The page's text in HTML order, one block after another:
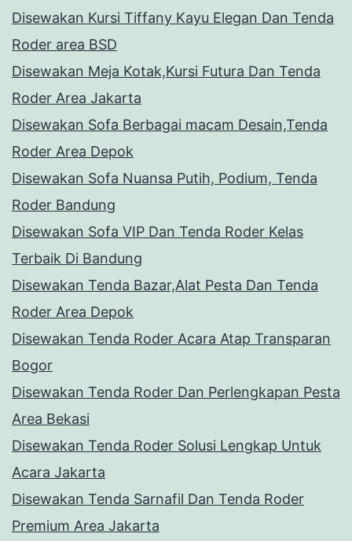
Disewakan Kursi Tiffany Kayu Elegan Dan Tenda
Roder area BSD
Disewakan Meja Kotak,Kursi Futura Dan Tenda
Roder Area Jakarta
Disewakan Sofa Berbagai macam Desain,Tenda
Roder Area Depok
Disewakan Sofa Nuansa Putih, Podium, Tenda
Roder Bandung
Disewakan Sofa VIP Dan Tenda Roder Kelas
Terbaik Di Bandung
Disewakan Tenda Bazar,Alat Pesta Dan Tenda
Roder Area Depok
Disewakan Tenda Roder Acara Atap Transparan
Bogor
Disewakan Tenda Roder Dan Perlengkapan Pesta
Area Bekasi
Disewakan Tenda Roder Solusi Lengkap Untuk
Acara Jakarta
Disewakan Tenda Sarnafil Dan Tenda Roder
Premium Area Jakarta